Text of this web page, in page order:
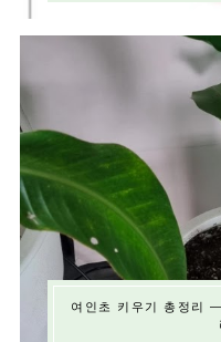
여인초 키우기 총정리